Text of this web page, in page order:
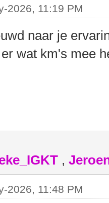
2026, 11:19 PM
naar je
wat km's mee
,
2026, 11:48 PM